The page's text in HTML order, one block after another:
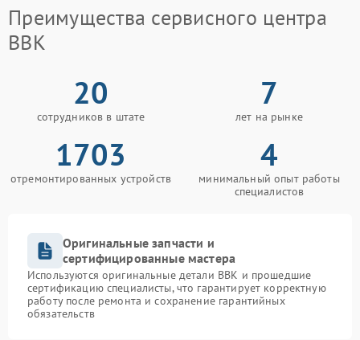
Преимущества сервисного центра
BBK
20
сотрудников в штате
7
лет на рынке
1703
отремонтированных устройств
4
минимальный опыт работы
специалистов
Оригинальные запчасти и
сертифицированные мастера
Используются оригинальные детали BBK и прошедшие
сертификацию специалисты, что гарантирует корректную
работу после ремонта и сохранение гарантийных
обязательств